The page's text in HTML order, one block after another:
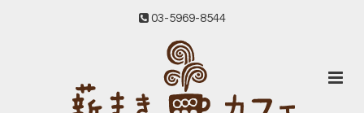
03-5969-8544